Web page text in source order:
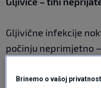
Gljivične infekcije
počinju neprimjetno
zahvaća cijelu ploču,
Brinemo o vašoj